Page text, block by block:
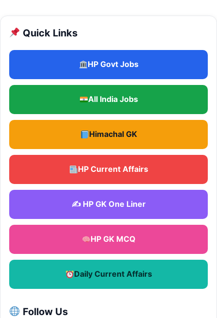
Quick Links
HP Govt Jobs
All India Jobs
Himachal GK
HP Current Affairs
✍️ HP GK One Liner
HP GK MCQ
Daily Current Affairs
Follow Us